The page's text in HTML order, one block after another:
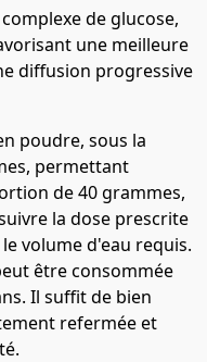
de glucose,
une meilleure
diffusion progressive
poudre, sous la
permettant
de 40 grammes,
la dose prescrite
volume d'eau requis.
être consommée
Il suffit de bien
refermée et